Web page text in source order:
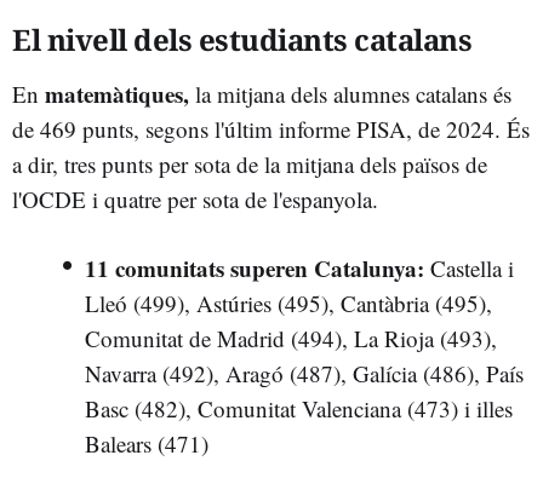
El nivell dels estudiants catalans
En matemàtiques, la mitjana dels alumnes catalans és
de 469 punts, segons l'últim informe PISA, de 2024. És
a dir, tres punts per sota de la mitjana dels països de
l'OCDE i quatre per sota de l'espanyola.
11 comunitats superen Catalunya: Castella i
Lleó (499), Astúries (495), Cantàbria (495),
Comunitat de Madrid (494), La Rioja (493),
Navarra (492), Aragó (487), Galícia (486), País
Basc (482), Comunitat Valenciana (473) i illes
Balears (471)